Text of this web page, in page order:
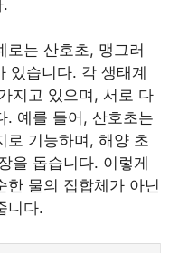
.
로는 산호초, 맹그러
있습니다. 각 생태계
지고 있으며, 서로 다
. 예를 들어, 산호초는
로 기능하며, 해양 초
을 돕습니다. 이렇게
한 물의 집합체가 아닌
니다.